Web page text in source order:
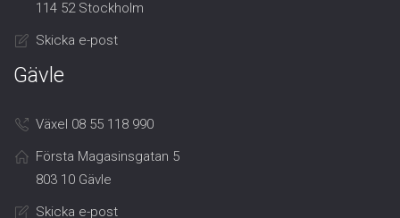
114 52 Stockholm
Skicka e-post
Gävle
Växel 08 55 118 990
Första Magasinsgatan 5
803 10 Gävle
Skicka e-post